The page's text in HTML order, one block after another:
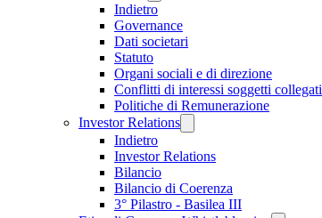
Indietro
Governance
Dati societari
Statuto
Organi sociali e di direzione
Conflitti di interessi soggetti collegati
Politiche di Remunerazione
Investor Relations
Indietro
Investor Relations
Bilancio
Bilancio di Coerenza
3° Pilastro - Basilea III